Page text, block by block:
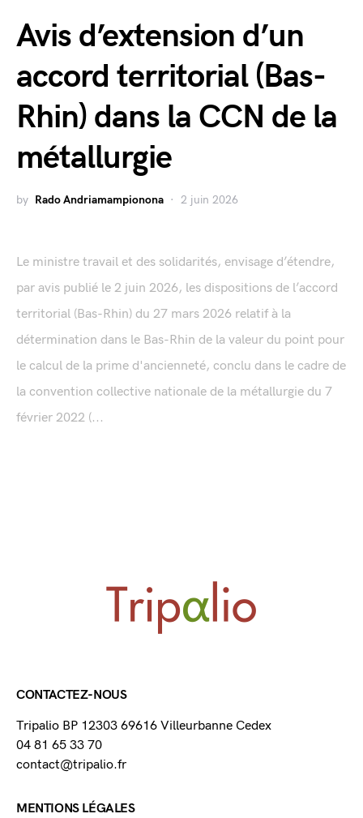
Avis d’extension d’un
accord territorial (Bas-
Rhin) dans la CCN de la
métallurgie
by Rado Andriamampionona 2 juin 2026
Le ministre travail et des solidarités, envisage d’étendre,
par avis publié le 2 juin 2026, les dispositions de l’accord
territorial (Bas-Rhin) du 27 mars 2026 relatif à la
détermination dans le Bas-Rhin de la valeur du point pour
le calcul de la prime d'ancienneté, conclu dans le cadre de
la convention collective nationale de la métallurgie du 7
février 2022 (...
CONTACTEZ-NOUS
Tripalio BP 12303 69616 Villeurbanne Cedex
04 81 65 33 70
contact@tripalio.fr
MENTIONS LÉGALES